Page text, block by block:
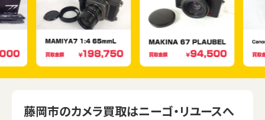
藤岡市のカメラ買取はニーゴ・リユースへ